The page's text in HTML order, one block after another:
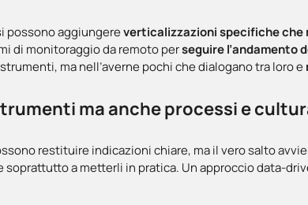
possono aggiungereverticalizzazioni specifiche che
di monitoraggio da remoto perseguire l’andamento
ma nell’averne pochi che dialogano tra loro e
ma anche processi e
restituire indicazioni chiare, ma il vero salto
soprattutto a metterli in pratica. Un approccio data-